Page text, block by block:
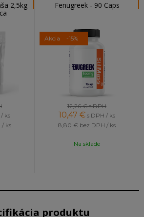
2,5kg
ks
/ ks
Fenugreek - 90 Caps
Akcia -15%
12,26 €s DPH
10,47 € s DPH / ks
8,80 € bez DPH / ks
Na sklade
produktu